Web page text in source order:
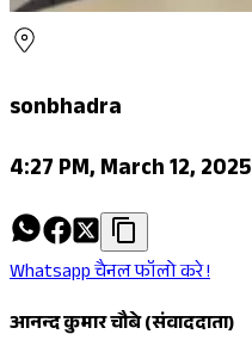
sonbhadra
4:27 PM, March 12, 2025
Whatsapp चैनल फॉलो करे !
आनन्द कुमार चौबे (संवाददाता)